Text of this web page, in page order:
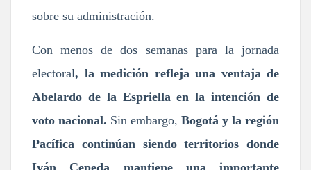
sobre su administración.
Con menos de dos semanas para la jornada
electoral, la medición refleja una ventaja de
Abelardo de la Espriella en la intención de
voto nacional. Sin embargo, Bogotá y la región
Pacífica continúan siendo territorios donde
Iván Cepeda mantiene una importante